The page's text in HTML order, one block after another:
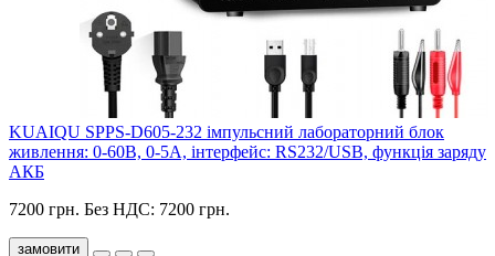
KUAIQU SPPS-D605-232 імпульсний лабораторний блок
живлення: 0-60В, 0-5A, інтерфейс: RS232/USB, функція заряду
АКБ
7200 грн. Без НДС: 7200 грн.
замовити